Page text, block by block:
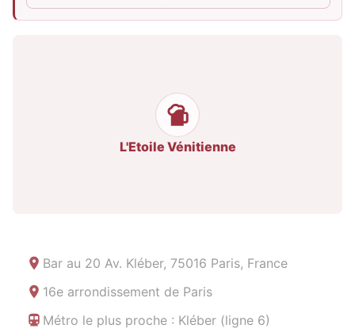
L'Etoile Vénitienne
Bar au 20 Av. Kléber, 75016 Paris, France
16e arrondissement de Paris
Métro le plus proche : Kléber (ligne 6)